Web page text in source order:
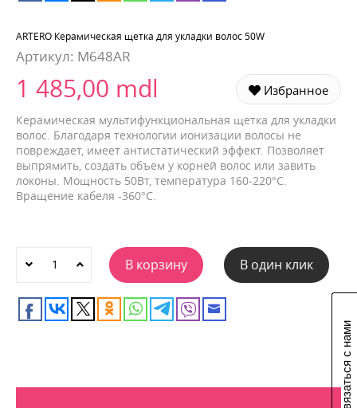
Связаться с нами
ARTERO Керамическая щетка для укладки волос 50W
Артикул: M648AR
1 485,00 mdl Избранное
Керамическая мультифункциональная щетка для укладки
волос. Благодаря технологии ионизации волосы не
повреждает, имеет антистатический эффект. Позволяет
выпрямить, создать объем у корней волос или завить
локоны. Мощность 50Вт, температура 160-220°С.
Вращение кабеля -360°С.
В корзину В один клик